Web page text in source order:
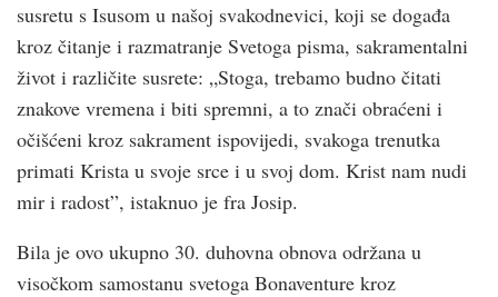
susretu s Isusom u našoj svakodnevici, koji se događa
kroz čitanje i razmatranje Svetoga pisma, sakramentalni
život i različite susrete: „Stoga, trebamo budno čitati
znakove vremena i biti spremni, a to znači obraćeni i
očišćeni kroz sakrament ispovijedi, svakoga trenutka
primati Krista u svoje srce i u svoj dom. Krist nam nudi
mir i radost”, istaknuo je fra Josip.
Bila je ovo ukupno 30. duhovna obnova održana u
visočkom samostanu svetoga Bonaventure kroz